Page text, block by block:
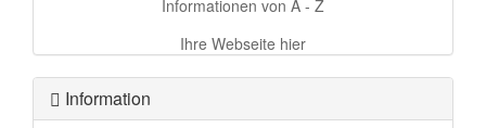
Ihre Webseite hier
Information